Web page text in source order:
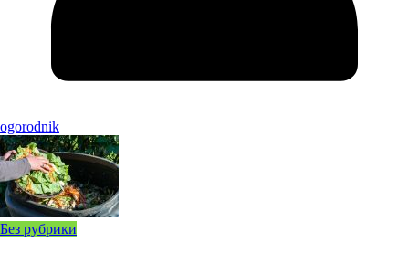
ogorodnik
Без рубрики